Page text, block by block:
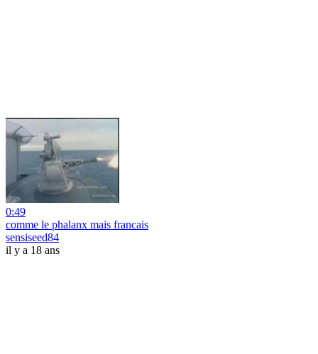
0:49
comme le phalanx mais francais
sensiseed84
il y a 18 ans